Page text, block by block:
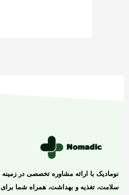
نومادیک با ارائه مشاوره تخصصی در زمینه
سلامت، تغذیه و بهداشت، همراه شما برای